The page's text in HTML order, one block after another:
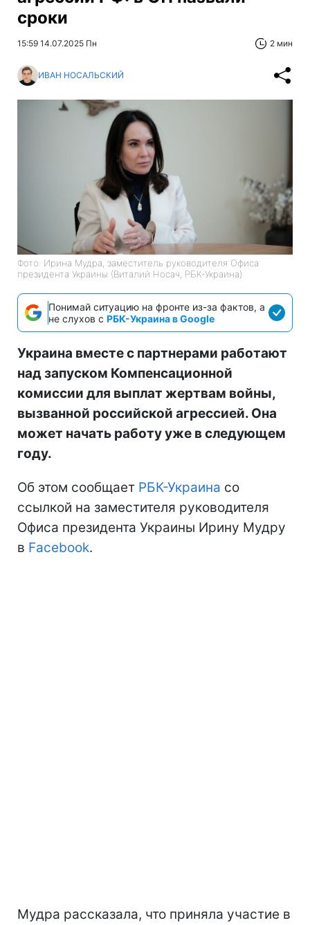
сроки
15:59 14.07.2025 Пн 2 мин
ИВАН НОСАЛЬСКИЙ
Фото: Ирина Мудра, заместитель руководителя Офиса
президента Украины (Виталий Носач, РБК-Украина)
Понимай ситуацию на фронте из-за фактов, а
не слухов с РБК-Украина в Google
Украина вместе с партнерами работают
над запуском Компенсационной
комиссии для выплат жертвам войны,
вызванной российской агрессией. Она
может начать работу уже в следующем
году.
Об этом сообщает РБК-Украина со
ссылкой на заместителя руководителя
Офиса президента Украины Ирину Мудру
в Facebook.
Мудра рассказала, что приняла участие в